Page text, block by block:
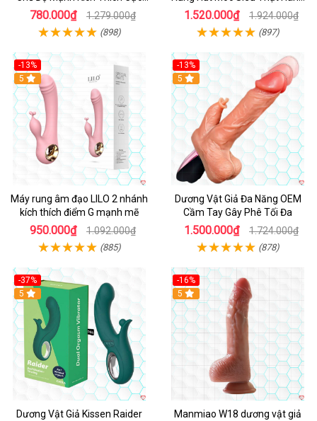
Sướng
780.000₫ 1.279.000₫
(898)
Hot
1.520.000₫ 1.924.000₫
(897)
-13%
Hot
5
Máy rung âm đạo LILO 2 nhánh
kích thích điểm G mạnh mẽ
950.000₫ 1.092.000₫
(885)
-13%
Hot
5
Dương Vật Giả Đa Năng OEM
Cầm Tay Gây Phê Tối Đa
1.500.000₫ 1.724.000₫
(878)
-37%
Hot
5
Dương Vật Giả Kissen Raider
-16%
Hot
5
Manmiao W18 dương vật giả